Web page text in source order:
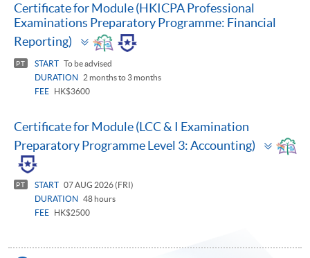
Certificate for Module (HKICPA Professional
Examinations Preparatory Programme: Financial
Reporting)
Toggle
panel
PT START To be advised
DURATION
2 months to 3 months
FEE
HK$3600
Certificate for Module (LCC & I Examination
Preparatory Programme Level 3: Accounting)
Toggle
panel
PT START 07 AUG 2026 (FRI)
DURATION
48 hours
FEE
HK$2500